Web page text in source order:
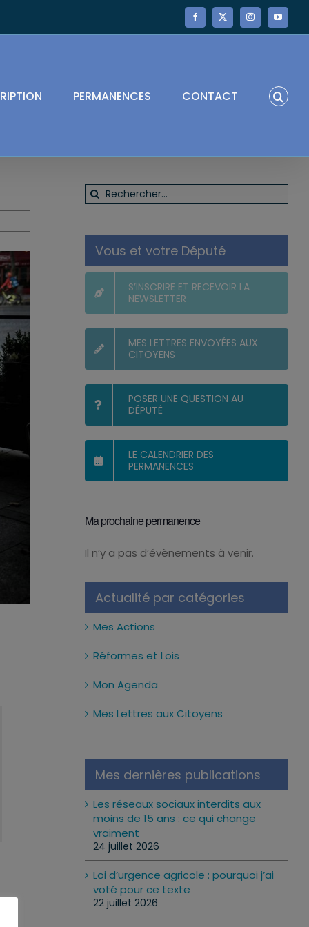
Facebook
X InstagramYouTube
PERMANENCES CONTACT
Rechercher:
Vous et votre Député
S’INSCRIRE ET RECEVOIR LA
NEWSLETTER
MES LETTRES ENVOYÉES AUX
CITOYENS
POSER UNE QUESTION AU
DÉPUTÉ
LE CALENDRIER DES
PERMANENCES
Ma prochaine permanence
Notice
Il n’y a pas d’évènements à venir.
Actualité par catégories
Mes Actions
Réformes et Lois
Mon Agenda
Mes Lettres aux Citoyens
Mes dernières publications
Les réseaux sociaux interdits aux
moins de 15 ans : ce qui change
vraiment
24 juillet 2026
Loi d’urgence agricole : pourquoi j’ai
voté pour ce texte
22 juillet 2026